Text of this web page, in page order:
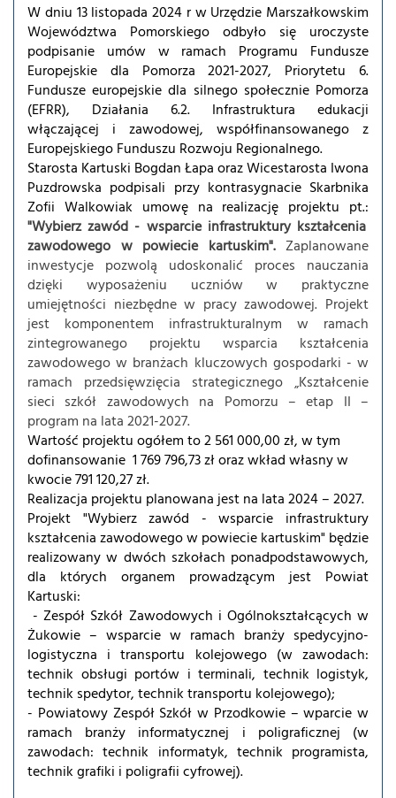
W dniu 13 listopada 2024 r w Urzędzie Marszałkowskim
Województwa Pomorskiego odbyło się uroczyste
podpisanie umów w ramach Programu Fundusze
Europejskie dla Pomorza 2021-2027, Priorytetu 6.
Fundusze europejskie dla silnego społecznie Pomorza
(EFRR), Działania 6.2. Infrastruktura edukacji
włączającej i zawodowej, współfinansowanego z
Europejskiego Funduszu Rozwoju Regionalnego.
Starosta Kartuski Bogdan Łapa oraz Wicestarosta Iwona
Puzdrowska podpisali przy kontrasygnacie Skarbnika
Zofii Walkowiak umowę na realizację projektu pt.:
"Wybierz zawód - wsparcie infrastruktury kształcenia
zawodowego w powiecie kartuskim". Zaplanowane
inwestycje pozwolą udoskonalić proces nauczania
dzięki wyposażeniu uczniów w praktyczne
umiejętności niezbędne w pracy zawodowej. Projekt
jest komponentem infrastrukturalnym w ramach
zintegrowanego projektu wsparcia kształcenia
zawodowego w branżach kluczowych gospodarki - w
ramach przedsięwzięcia strategicznego „Kształcenie
sieci szkół zawodowych na Pomorzu – etap II –
program na lata 2021-2027.
Wartość projektu ogółem to 2 561 000,00 zł, w tym
dofinansowanie 1 769 796,73 zł oraz wkład własny w
kwocie 791 120,27 zł.
Realizacja projektu planowana jest na lata 2024 – 2027.
Projekt "Wybierz zawód - wsparcie infrastruktury
kształcenia zawodowego w powiecie kartuskim" będzie
realizowany w dwóch szkołach ponadpodstawowych,
dla których organem prowadzącym jest Powiat
Kartuski:
- Zespół Szkół Zawodowych i Ogólnokształcących w
Żukowie – wsparcie w ramach branży spedycyjno-
logistyczna i transportu kolejowego (w zawodach:
technik obsługi portów i terminali, technik logistyk,
technik spedytor, technik transportu kolejowego);
- Powiatowy Zespół Szkół w Przodkowie – wparcie w
ramach branży informatycznej i poligraficznej (w
zawodach: technik informatyk, technik programista,
technik grafiki i poligrafii cyfrowej).